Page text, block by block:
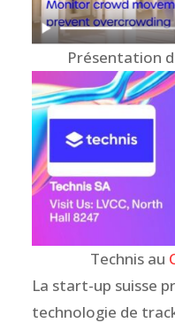
Présentation
Technis au
La start-up suisse
technologie de